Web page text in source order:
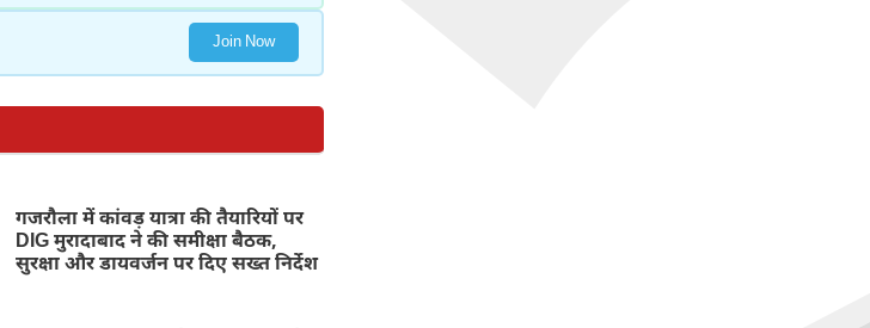
Join Now
गजरौला में कांवड़ यात्रा की तैयारियों पर
DIG मुरादाबाद ने की समीक्षा बैठक,
सुरक्षा और डायवर्जन पर दिए सख्त निर्देश